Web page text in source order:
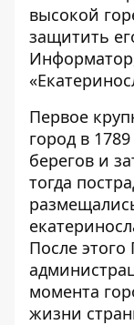
высокой
защитить
Информатор
«
Первое
город в
берегов и
тогда
После
момента
жизни